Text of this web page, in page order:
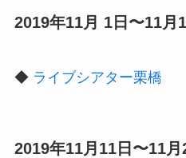
2019年11月 1日〜11月
◆ ライブシアター栗橋
2019年11月11日〜11月